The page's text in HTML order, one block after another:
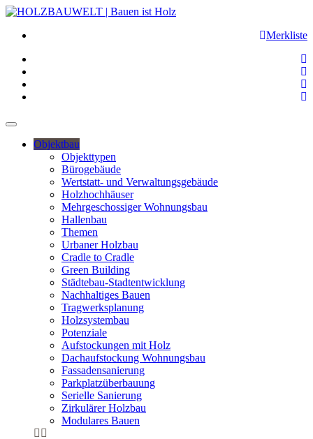
Merkliste
Objektbau
Objekttypen
Bürogebäude
Wertstatt- und Verwaltungsgebäude
Holzhochhäuser
Mehrgeschossiger Wohnungsbau
Hallenbau
Themen
Urbaner Holzbau
Cradle to Cradle
Green Building
Städtebau-Stadtentwicklung
Nachhaltiges Bauen
Tragwerksplanung
Holzsystembau
Potenziale
Aufstockungen mit Holz
Dachaufstockung Wohnungsbau
Fassadensanierung
Parkplatzüberbauung
Serielle Sanierung
Zirkulärer Holzbau
Modulares Bauen